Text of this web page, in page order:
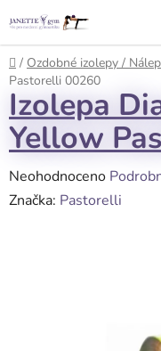
na
obsah
Domů
/ Ozdobné izolepy /
Pastorelli 00260
Izolepa
Yellow
Průměrné
hodnocení
Neohodnoceno
Značka: Pastorelli